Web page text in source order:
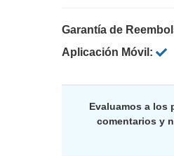
Garantía de
Aplicación Móvil:
Evaluamos a los
comentarios y